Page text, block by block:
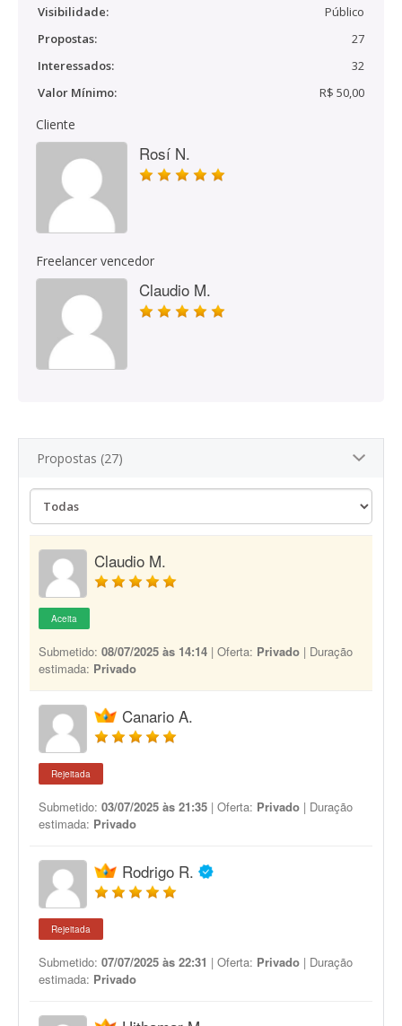
Visibilidade:
Público
Propostas:
27
Interessados:
32
Valor Mínimo:
R$ 50,00
Cliente
Rosí N.
Freelancer vencedor
Claudio M.
Propostas (27)
Claudio M.
Aceita
Submetido: 08/07/2025 às 14:14 | Oferta: Privado | Duração
estimada: Privado
Canario A.
Rejeitada
Submetido: 03/07/2025 às 21:35 | Oferta: Privado | Duração
estimada: Privado
Rodrigo R.
Rejeitada
Submetido: 07/07/2025 às 22:31 | Oferta: Privado | Duração
estimada: Privado